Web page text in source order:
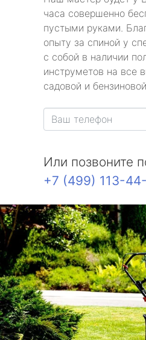
часа совершенно
пустыми руками.
опыту за спиной у
с собой в наличии
инструметов на все
садовой и
Или позвоните
+7 (499) 113-